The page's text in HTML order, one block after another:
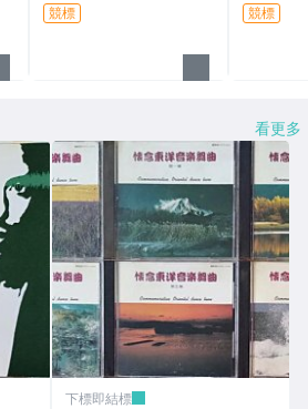
競標 競標
看更多
下標即結標